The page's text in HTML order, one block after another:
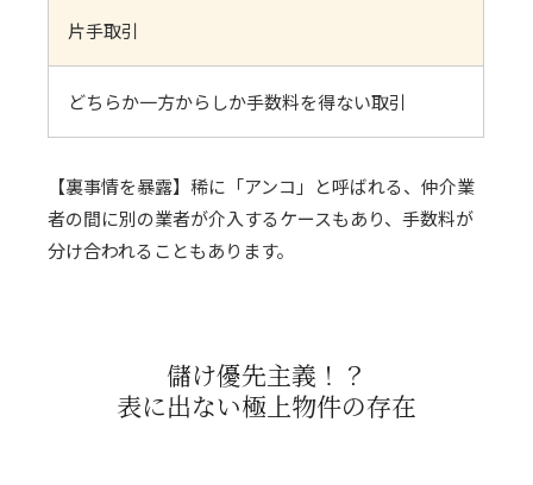
片手取引
どちらか一方からしか手数料を得ない取引
【裏事情を暴露】稀に「アンコ」と呼ばれる、仲介業
者の間に別の業者が介入するケースもあり、手数料が
分け合われることもあります。
儲け優先主義！？
表に出ない極上物件の存在